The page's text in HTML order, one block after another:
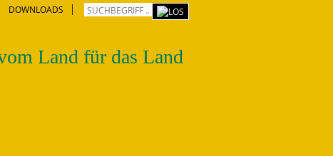
DOWNLOADS
Land für das Land